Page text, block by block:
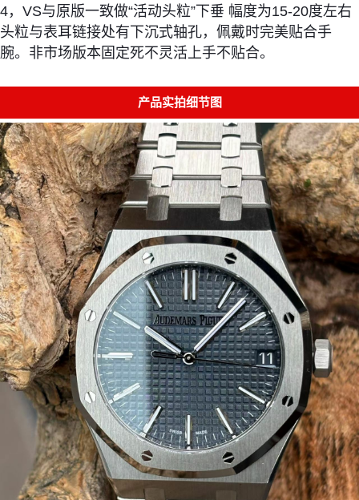
4，VS与原版一致做“活动头粒”下垂 幅度为15-20度左右
头粒与表耳链接处有下沉式轴孔，佩戴时完美贴合手
腕。非市场版本固定死不灵活上手不贴合。
产品实拍细节图